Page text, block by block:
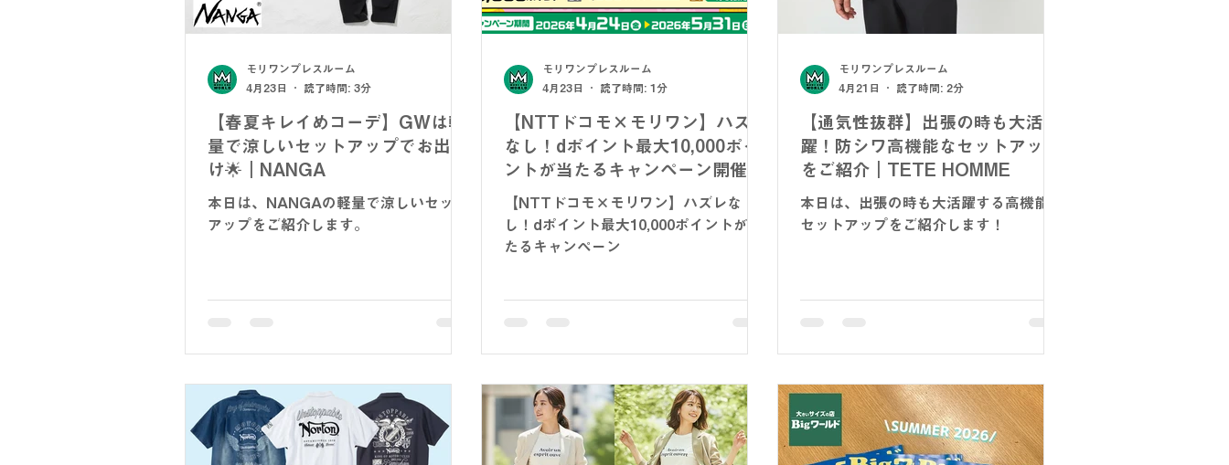
【春夏キレイめコーデ】GWは軽
量で涼しいセットアップでお出か
け🌟｜NANGA
本日は、NANGAの軽量で涼しいセット
アップをご紹介します。
モリワンプレスルーム
4月23日
読了時間: 3分
【NTTドコモ×モリワン】ハズレ
なし！dポイント最大10,000ポイ
ントが当たるキャンペーン開催！
【NTTドコモ×モリワン】ハズレな
し！dポイント最大10,000ポイントが当
たるキャンペーン
モリワンプレスルーム
4月23日
読了時間: 1分
【通気性抜群】出張の時も大活
躍！防シワ高機能なセットアップ
をご紹介｜TETE HOMME
本日は、出張の時も大活躍する高機能な
セットアップをご紹介します！
モリワンプレスルーム
4月21日
読了時間: 2分